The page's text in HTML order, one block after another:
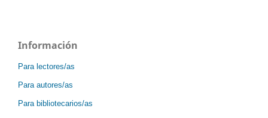
Información
Para lectores/as
Para autores/as
Para bibliotecarios/as